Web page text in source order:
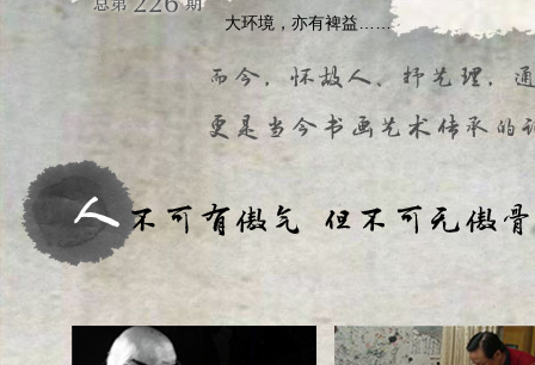
大环境，亦有裨益……